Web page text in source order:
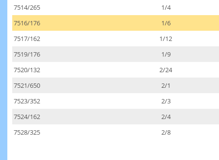
7514/265
1/4
7516/176
1/6
7517/162
1/12
7519/176
1/9
7520/132
2/24
7521/650
2/1
7523/352
2/3
7524/162
2/4
7528/325
2/8